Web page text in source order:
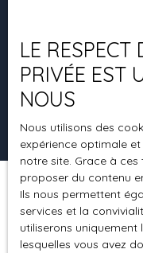
Surface min (m²)
Pertinence
Trier par
LE RESPECT
PRIVÉE EST
NOUS
Nous utilisons des
expérience optimale
notre site. Grace à
proposer du contenu
Ils nous permettent
services et la
utiliserons uniquement
lesquelles vous avez